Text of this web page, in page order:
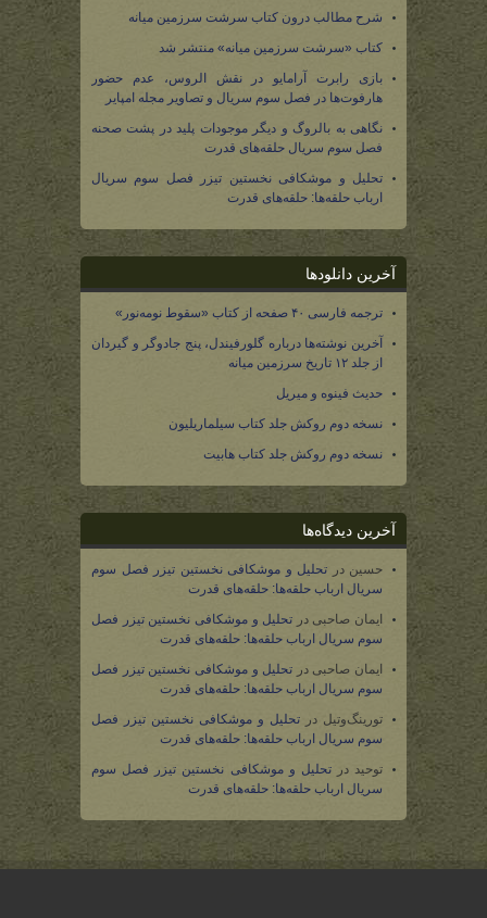
شرح مطالب درون کتاب سرشت سرزمین میانه
کتاب «سرشت سرزمین میانه» منتشر شد
بازی رابرت آرامایو در نقش الروس، عدم حضور
هارفوت‌ها در فصل سوم سریال و تصاویر مجله امپایر
نگاهی به بالروگ و دیگر موجودات پلید در پشت صحنه
فصل سوم سریال حلقه‌های قدرت
تحلیل و موشکافی نخستین تیزر فصل سوم سریال
ارباب حلقه‌ها: حلقه‌های قدرت
آخرین دانلودها
ترجمه فارسی ۴۰ صفحه از کتاب «سقوط نومه‌نور»
آخرین نوشته‌ها درباره گلورفیندل، پنج جادوگر و گیردان
از جلد ۱۲ تاریخ سرزمین میانه
حدیث فینوه و میریل
نسخه دوم روکش جلد کتاب سیلماریلیون
نسخه دوم روکش جلد کتاب هابیت
آخرین دیدگاه‌ها
حسین در تحلیل و موشکافی نخستین تیزر فصل سوم
سریال ارباب حلقه‌ها: حلقه‌های قدرت
ایمان صاحبی در تحلیل و موشکافی نخستین تیزر فصل
سوم سریال ارباب حلقه‌ها: حلقه‌های قدرت
ایمان صاحبی در تحلیل و موشکافی نخستین تیزر فصل
سوم سریال ارباب حلقه‌ها: حلقه‌های قدرت
تورینگ‌وتیل در تحلیل و موشکافی نخستین تیزر فصل
سوم سریال ارباب حلقه‌ها: حلقه‌های قدرت
توحید درتحلیل و موشکافی نخستین تیزر فصل سوم
سریال ارباب حلقه‌ها: حلقه‌های قدرت